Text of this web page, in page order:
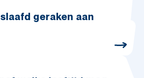
geraken aan